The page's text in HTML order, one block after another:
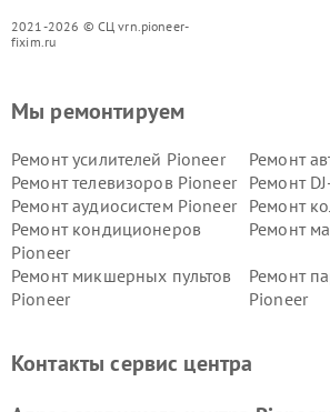
2021-2026 © СЦ vrn.pioneer-
fixim.ru
Мы ремонтируем
Ремонт усилителей Pioneer
Ремонт
Ремонт телевизоров Pioneer
Ремонт
Ремонт аудиосистем Pioneer
Ремонт
Ремонт кондиционеров
Pioneer
Ремонт
Ремонт микшерных пультов
Pioneer
Ремонт
Pioneer
Контакты сервис центра